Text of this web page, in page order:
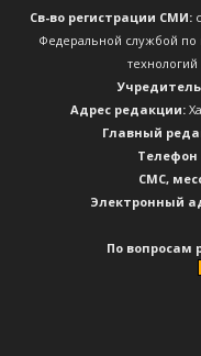
Св-во регистрации СМИ:
Федеральной службой
Адрес редакции:
Главный
Телефон
CМС,
Электронный
По вопросам